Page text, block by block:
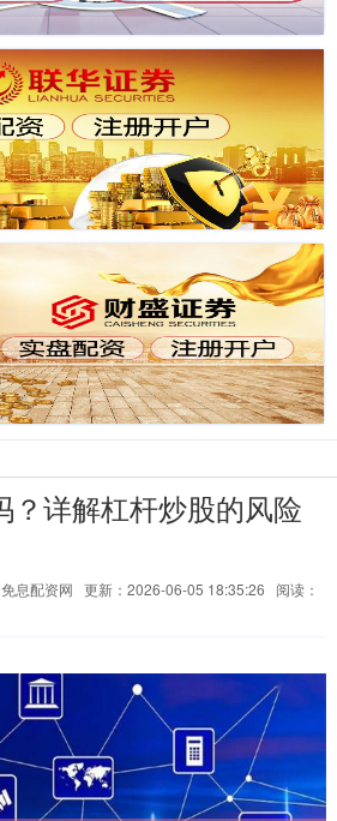
？详解杠杆炒股的风险
息配资网 更新：2026-06-05 18:35:26
阅读：